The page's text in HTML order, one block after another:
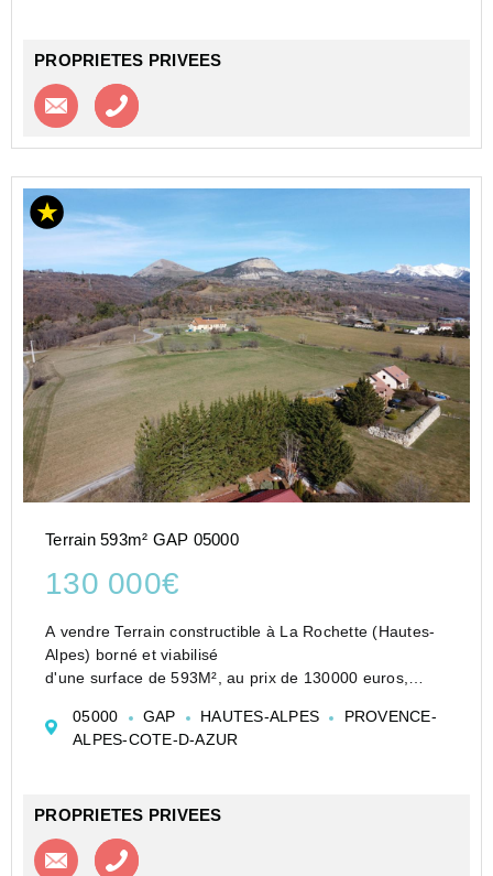
PROPRIETES PRIVEES
Contacter l'agence
Terrain 593m² GAP 05000
130 000€
A vendre Terrain constructible à La Rochette (Hautes-
Alpes) borné et viabilisé
d'une surface de 593M², au prix de 130000 euros,
Situé au lieu-dit Rauffe', au sein d'un lotissement
récent de 26 lots, ce lot n...
05000 GAP HAUTES-ALPES
PROVENCE-
ALPES-COTE-D-AZUR
PROPRIETES PRIVEES
Contacter l'agence